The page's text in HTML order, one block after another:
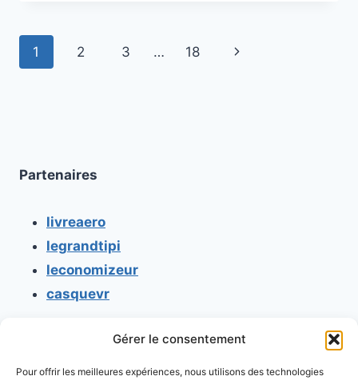
Gérer le consentement
Pour offrir les meilleures expériences, nous utilisons des technologies
QUE
Navigation
1 2 3 … 18
Page
Partenaires
livreaero
legrandtipi
leconomizeur
casquevr